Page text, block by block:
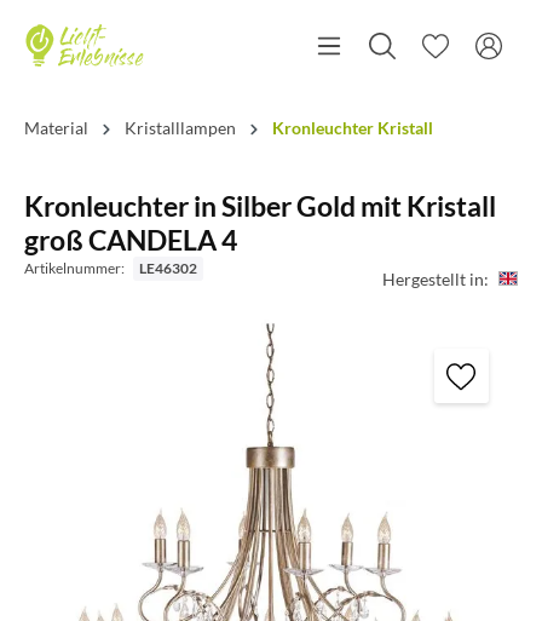
Material Kristalllampen Kronleuchter Kristall
Kronleuchter in Silber Gold mit Kristall
groß CANDELA 4
Artikelnummer: LE46302 Hergestellt in: